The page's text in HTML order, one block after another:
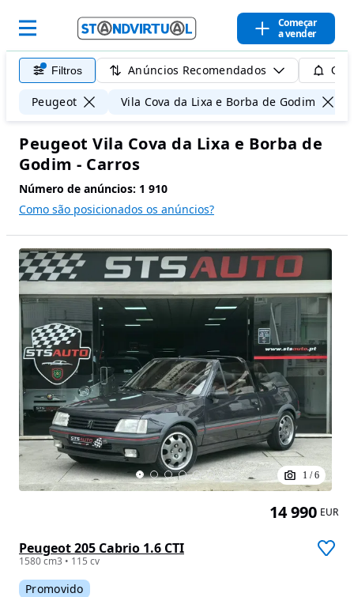
Começar
a vender
Filtros Anúncios Recomendados
Peugeot Vila Cova da Lixa e Borba de Godim
Peugeot Vila Cova da Lixa e Borba de
Godim - Carros
Número de anúncios: 1 910
Como são posicionados os anúncios?
1 /6
Peugeot 205 Cabrio 1.6 CTI
1580 cm3 • 115 cv
Promovido
14 990 EUR